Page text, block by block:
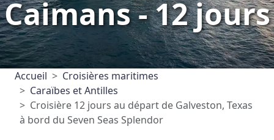
Caimans - 12 jours
Accueil
Croisières maritimes
Caraïbes et Antilles
Croisière 12 jours au départ de Galveston, Texas
à bord du Seven Seas Splendor